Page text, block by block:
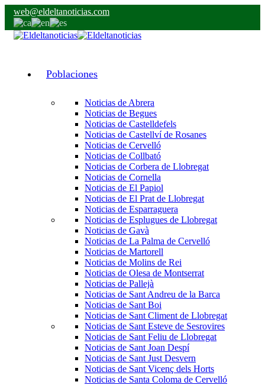
web@eldeltanoticias.com
Poblaciones
Noticias de Abrera
Noticias de Begues
Noticias de Castelldefels
Noticias de Castellví de Rosanes
Noticias de Cervelló
Noticias de Collbató
Noticias de Corbera de Llobregat
Noticias de Cornella
Noticias de El Papiol
Noticias de El Prat de Llobregat
Noticias de Esparraguera
Noticias de Esplugues de Llobregat
Noticias de Gavà
Noticias de La Palma de Cervelló
Noticias de Martorell
Noticias de Molins de Rei
Noticias de Olesa de Montserrat
Noticias de Pallejà
Noticias de Sant Andreu de la Barca
Noticias de Sant Boi
Noticias de Sant Climent de Llobregat
Noticias de Sant Esteve de Sesrovires
Noticias de Sant Feliu de Llobregat
Noticias de Sant Joan Despí
Noticias de Sant Just Desvern
Noticias de Sant Vicenç dels Horts
Noticias de Santa Coloma de Cervelló